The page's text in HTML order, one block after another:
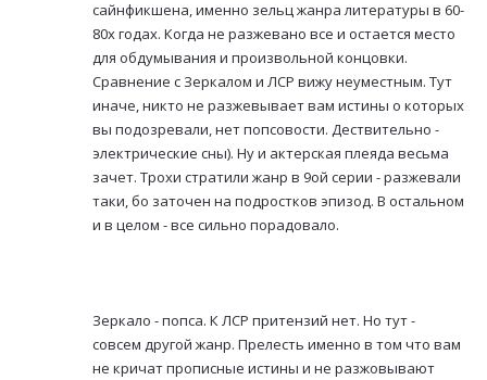
сайнфикшена, именно зельц жанра литературы в 60-
80х годах. Когда не разжевано все и остается место
для обдумывания и произвольной концовки.
Сравнение с Зеркалом и ЛСР вижу неуместным. Тут
иначе, никто не разжевывает вам истины о которых
вы подозревали, нет попсовости. Дествительно -
электрические сны). Ну и актерская плеяда весьма
зачет. Трохи стратили жанр в 9ой серии - разжевали
таки, бо заточен на подростков эпизод. В остальном
и в целом - все сильно порадовало.
Зеркало - попса. К ЛСР притензий нет. Но тут -
совсем другой жанр. Прелесть именно в том что вам
не кричат прописные истины и не разжовывают